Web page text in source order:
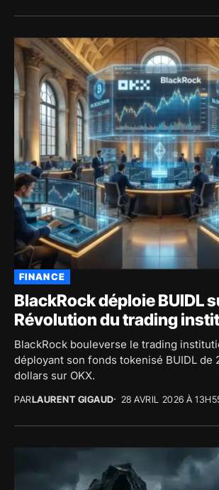
FINANCE
BlackRock déploie BUIDL
Révolution du trading
BlackRock bouleverse le trading
déployant son fonds tokenisé BUIDL de
dollars sur OKX.
PARLAURENT GIGAUD 28 AVRIL 2026 À